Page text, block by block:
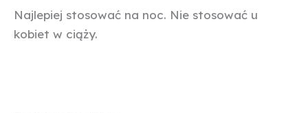
Najlepiej stosować na noc. Nie stosować u
kobiet w ciąży.